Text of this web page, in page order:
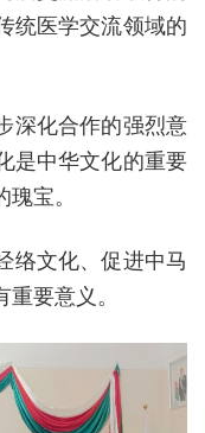
统医学交流领域的
深化合作的强烈意
是中华文化的重要
宝。
络文化、促进中马
要意义。